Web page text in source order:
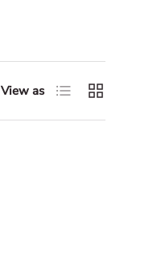
View as List Grid